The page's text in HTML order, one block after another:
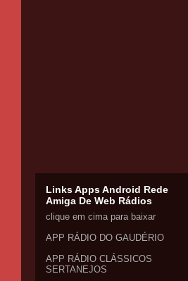
Links Apps Android Rede
Amiga De Web Rádios
clique em cima para baixar
APP RÁDIO DO GAUDÉRIO
APP RÁDIO CLÁSSICOS
SERTANEJOS